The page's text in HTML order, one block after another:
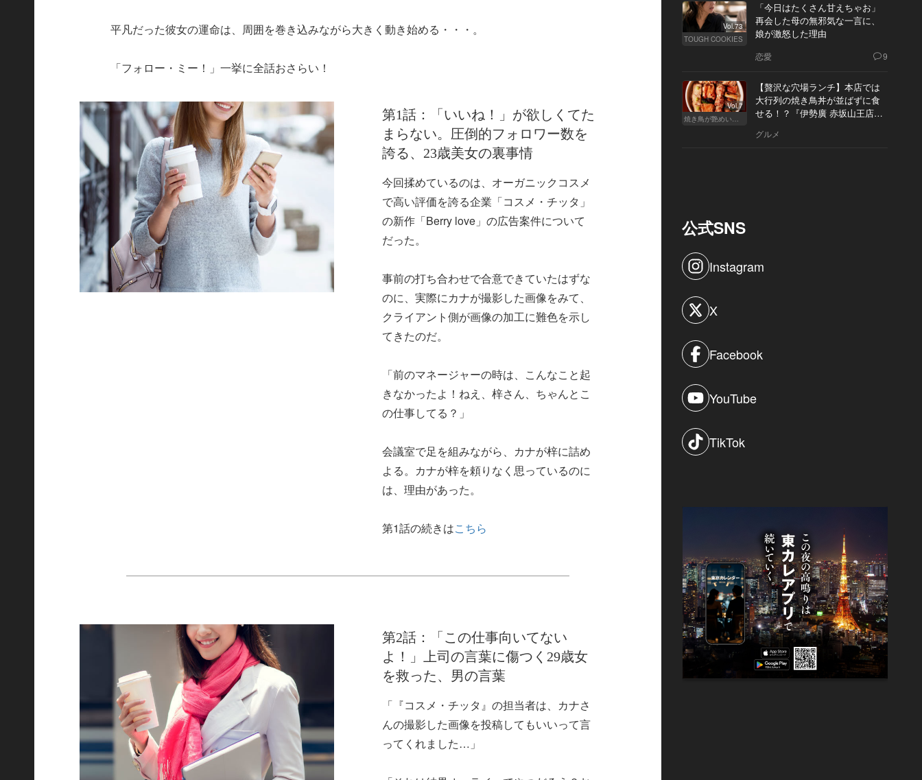
平凡だった彼女の運命は、周囲を巻き込みながら大きく動き始める・・・。
「フォロー・ミー！」一挙に全話おさらい！
第1話：「いいね！」が欲しくてた
まらない。圧倒的フォロワー数を
誇る、23歳美女の裏事情
今回揉めているのは、オーガニックコスメ
で高い評価を誇る企業「コスメ・チッタ」
の新作「Berry love」の広告案件について
だった。
事前の打ち合わせで合意できていたはずな
のに、実際にカナが撮影した画像をみて、
クライアント側が画像の加工に難色を示し
てきたのだ。
「前のマネージャーの時は、こんなこと起
きなかったよ！ねえ、梓さん、ちゃんとこ
の仕事してる？」
会議室で足を組みながら、カナが梓に詰め
よる。カナが梓を頼りなく思っているのに
は、理由があった。
第1話の続きはこちら
第2話：「この仕事向いてない
よ！」上司の言葉に傷つく29歳女
を救った、男の言葉
「『コスメ・チッタ』の担当者は、カナさ
んの撮影した画像を投稿してもいいって言
ってくれました…」
Vol.73
TOUGH COOKIES
「今日はたくさん甘えちゃお」
再会した母の無邪気な一言に、
娘が激怒した理由
恋愛 9
Vol.7
焼き鳥が艶めいてきた
【贅沢な穴場ランチ】本店では
大行列の焼き鳥丼が並ばずに食
せる！？『伊勢廣 赤坂山王店』
グルメ
公式SNS
Instagram
X
Facebook
YouTube
TikTok